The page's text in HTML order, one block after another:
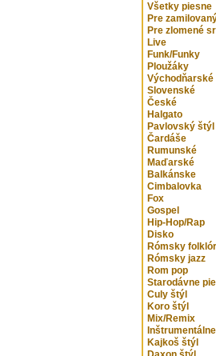
Všetky piesne
Pre
Pre zlomené
Live
Funk/Funky
Ploužáky
Východňarské
Slovenské
České
Halgato
Pavlovský štýl
Čardáše
Rumunské
Maďarské
Balkánske
Cimbalovka
Fox
Gospel
Hip-Hop/Rap
Disko
Rómsky folklór
Rómsky jazz
Rom pop
Starodávne
Culy štýl
Koro štýl
Mix/Remix
Inštrumentálne
Kajkoš štýl